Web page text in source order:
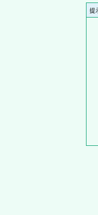
提